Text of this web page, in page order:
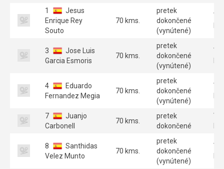
1
Jesus
Enrique Rey
Souto
70 kms.
pretek
dokončené
(vynútené)
3
Jose Luis
Garcia Esmoris
70 kms.
pretek
dokončené
(vynútené)
4
Eduardo
Fernandez Megia
70 kms.
pretek
dokončené
(vynútené)
7
Juanjo
Carbonell
70 kms.
pretek
dokončené
8
Santhidas
Velez Munto
70 kms.
pretek
dokončené
(vynútené)